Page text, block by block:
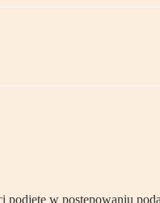
podjęte w postępowaniu